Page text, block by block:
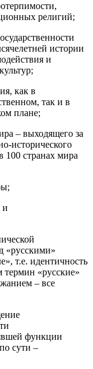
религий;
истории
и
как в
так и в
плане;
– выходящего за
исторического
100 странах мира
и
«русскими»
т.е. идентичность
«русские»
– все
функции
сути –